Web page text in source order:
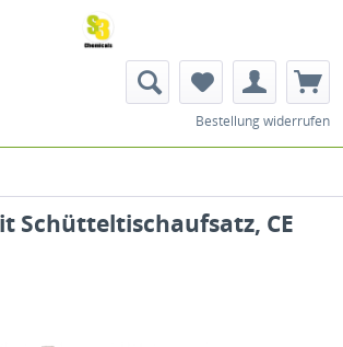
Bestellung widerrufen
Schütteltischaufsatz, CE